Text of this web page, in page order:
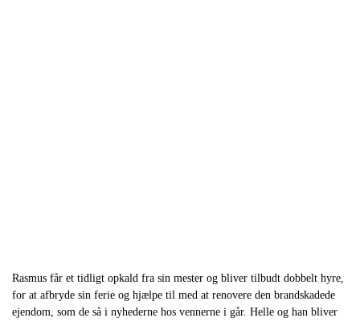
Rasmus får et tidligt opkald fra sin mester og bliver tilbudt dobbelt hyre,
for at afbryde sin ferie og hjælpe til med at renovere den brandskadede
ejendom, som de så i nyhederne hos vennerne i går. Helle og han bliver